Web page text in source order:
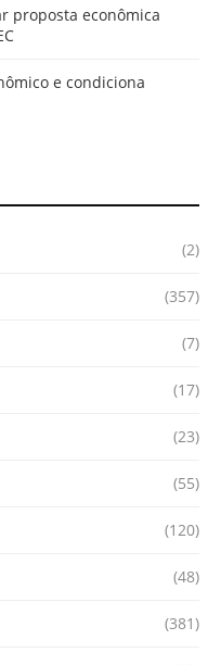
proposta econômica
e condiciona
(2)
(357)
(7)
(17)
(23)
(55)
(120)
(48)
(381)